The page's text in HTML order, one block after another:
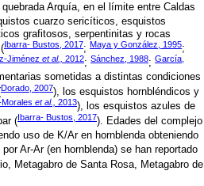
Arquía, en el límite entre Caldas
cuarzo sericíticos, esquistos
grafitosos, serpentinitas y rocas
Ibarra- Bustos, 2017; Maya y González, 1995;
Jiménez et al., 2012; Sánchez, 1988; García,
sometidas a distintas condiciones
Dorado, 2007), los esquistos hornbléndicos y
et al., 2013), los esquistos azules de
(Ibarra- Bustos, 2017). Edades del complejo
uso de K/Ar en hornblenda obteniendo
Ar-Ar (en hornblenda) se han reportado
Metagabro de Santa Rosa, Metagabro de